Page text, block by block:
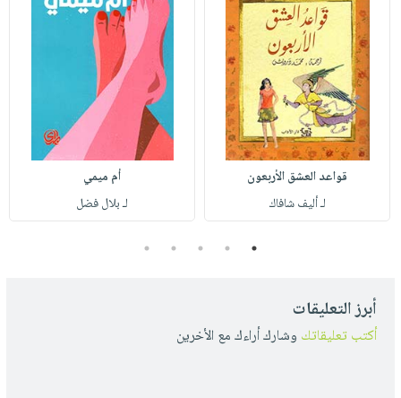
قواعد العشق الأربعون
لـ أليف شافاك
أم ميمي
لـ بلال فضل
1
2
3
4
5
أبرز التعليقات
أكتب تعليقاتك وشارك أراءك مع الأخرين